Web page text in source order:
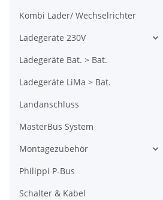
Kombi Lader/ Wechselrichter
Ladegeräte 230V
Ladegeräte Bat. > Bat.
Ladegeräte LiMa > Bat.
Landanschluss
MasterBus System
Montagezubehör
Philippi P-Bus
Schalter & Kabel